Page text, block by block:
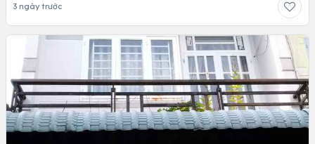
3 ngày trước